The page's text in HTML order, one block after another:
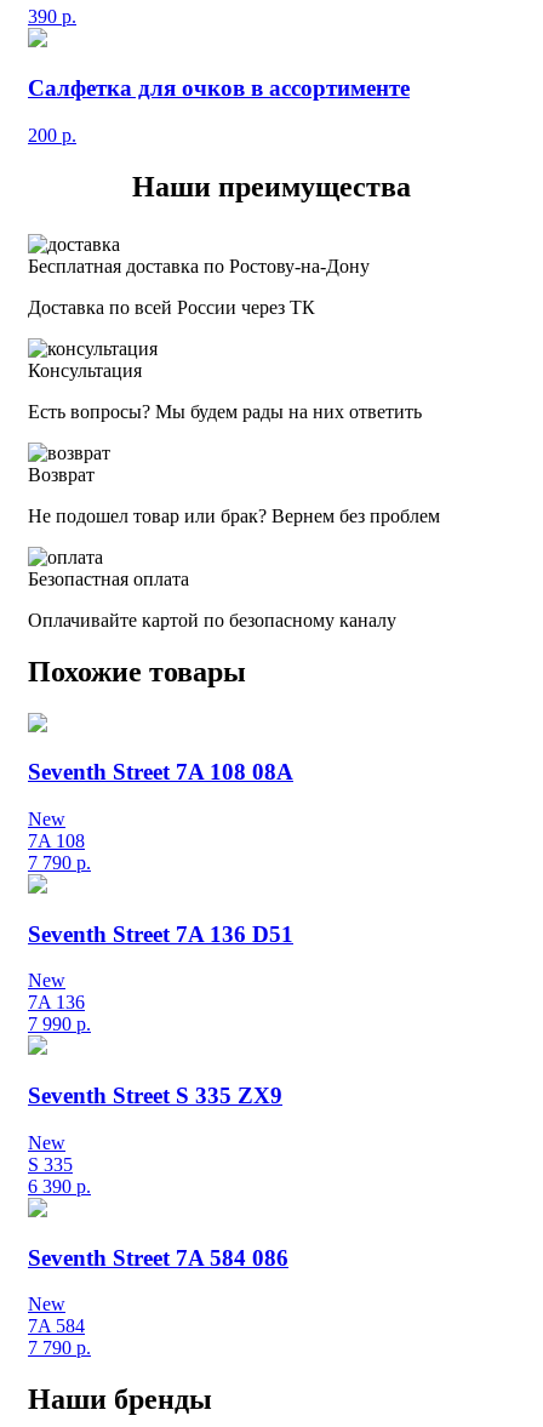
390 р.
Салфетка для очков в ассортименте
200 р.
Наши преимущества
Бесплатная доставка по Ростову-на-Дону
Доставка по всей России через ТК
Консультация
Есть вопросы? Мы будем рады на них ответить
Возврат
Не подошел товар или брак? Вернем без проблем
Безопастная оплата
Оплачивайте картой по безопасному каналу
Похожие товары
Seventh Street 7A 108 08A
New
7A 108
7 790 р.
Seventh Street 7A 136 D51
New
7A 136
7 990 р.
Seventh Street S 335 ZX9
New
S 335
6 390 р.
Seventh Street 7A 584 086
New
7A 584
7 790 р.
Наши бренды